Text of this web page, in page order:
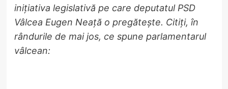
inițiativa legislativă pe care deputatul PSD
Vâlcea Eugen Neață o pregătește. Citiți, în
rândurile de mai jos, ce spune parlamentarul
vâlcean: